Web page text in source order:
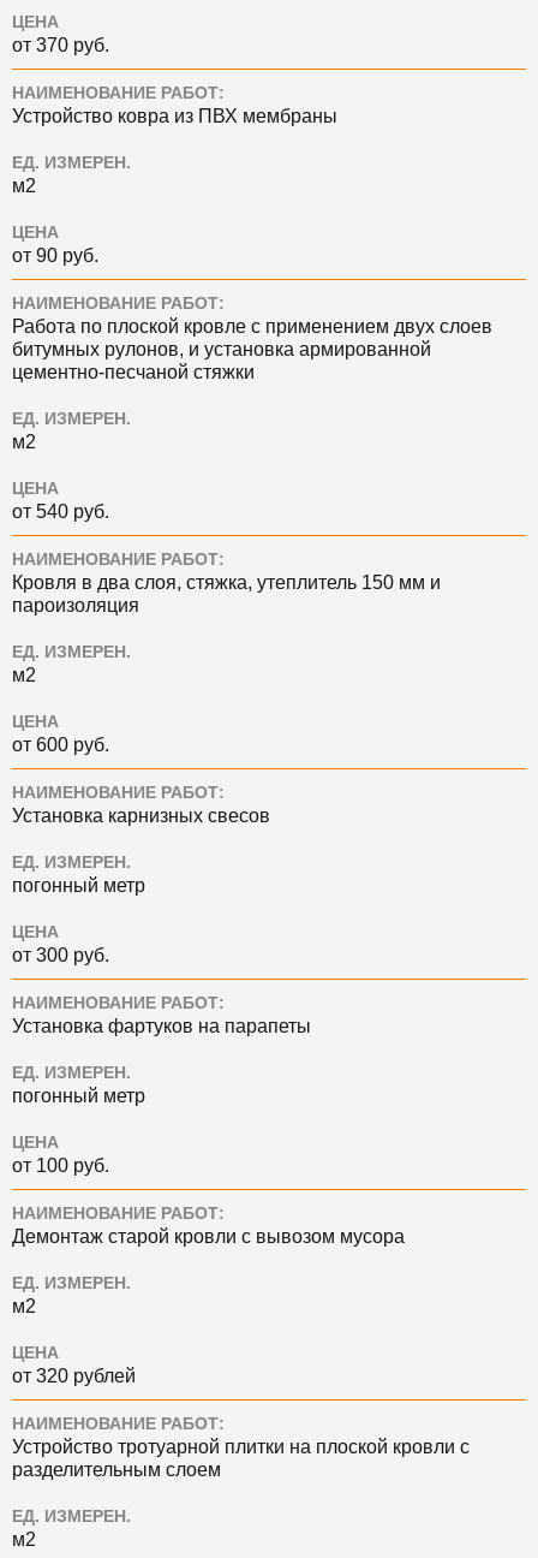
ЦЕНА
от 370 руб.
НАИМЕНОВАНИЕ РАБОТ:
Устройство ковра из ПВХ мембраны
ЕД. ИЗМЕРЕН.
м2
ЦЕНА
от 90 руб.
НАИМЕНОВАНИЕ РАБОТ:
Работа по плоской кровле с применением двух слоев
битумных рулонов, и установка армированной
цементно-песчаной стяжки
ЕД. ИЗМЕРЕН.
м2
ЦЕНА
от 540 руб.
НАИМЕНОВАНИЕ РАБОТ:
Кровля в два слоя, стяжка, утеплитель 150 мм и
пароизоляция
ЕД. ИЗМЕРЕН.
м2
ЦЕНА
от 600 руб.
НАИМЕНОВАНИЕ РАБОТ:
Установка карнизных свесов
ЕД. ИЗМЕРЕН.
погонный метр
ЦЕНА
от 300 руб.
НАИМЕНОВАНИЕ РАБОТ:
Установка фартуков на парапеты
ЕД. ИЗМЕРЕН.
погонный метр
ЦЕНА
от 100 руб.
НАИМЕНОВАНИЕ РАБОТ:
Демонтаж старой кровли с вывозом мусора
ЕД. ИЗМЕРЕН.
м2
ЦЕНА
от 320 рублей
НАИМЕНОВАНИЕ РАБОТ:
Устройство тротуарной плитки на плоской кровли с
разделительным слоем
ЕД. ИЗМЕРЕН.
м2